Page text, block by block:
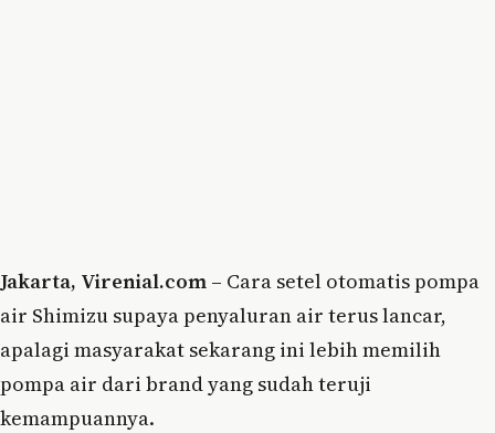
Jakarta, Virenial.com – Cara setel otomatis pompa
air Shimizu supaya penyaluran air terus lancar,
apalagi masyarakat sekarang ini lebih memilih
pompa air dari brand yang sudah teruji
kemampuannya.